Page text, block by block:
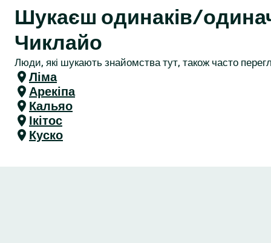
Шукаєш одинаків/
Чиклайо
Люди, які шукають знайомства тут, також часто
Ліма
Арекіпа
Кальяо
Ікітос
Куско